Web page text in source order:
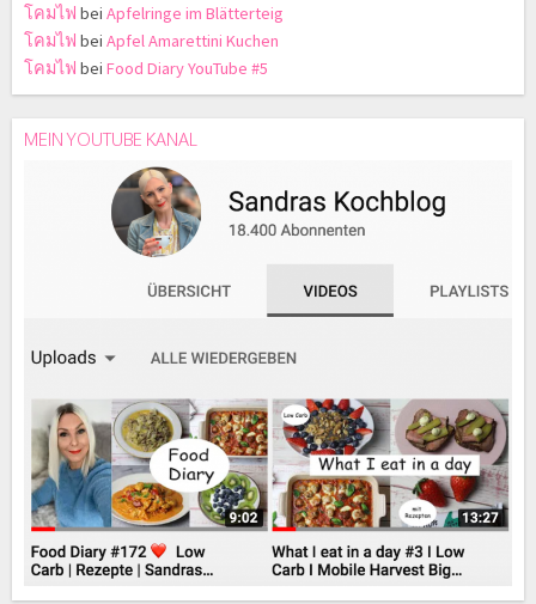
โคมไฟ bei Apfelringe im Blätterteig
โคมไฟ bei Apfel Amarettini Kuchen
โคมไฟ bei Food Diary YouTube #5
MEIN YOUTUBE KANAL